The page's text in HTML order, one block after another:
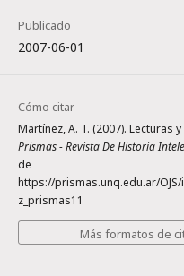
Publicado
2007-06-01
Cómo citar
Martínez, A. T. (2007). Lecturas
Prismas - Revista De Historia
de
https://prismas.unq.edu.ar/
z_prismas11
Más formatos de